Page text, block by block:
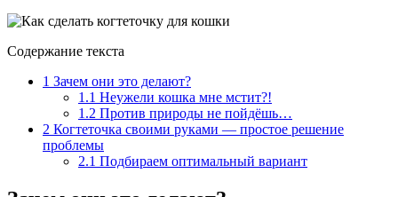
Содержание текста
1 Зачем они это делают?
1.1 Неужели кошка мне мстит?!
1.2 Против природы не пойдёшь…
2 Когтеточка своими руками — простое решение
проблемы
2.1 Подбираем оптимальный вариант